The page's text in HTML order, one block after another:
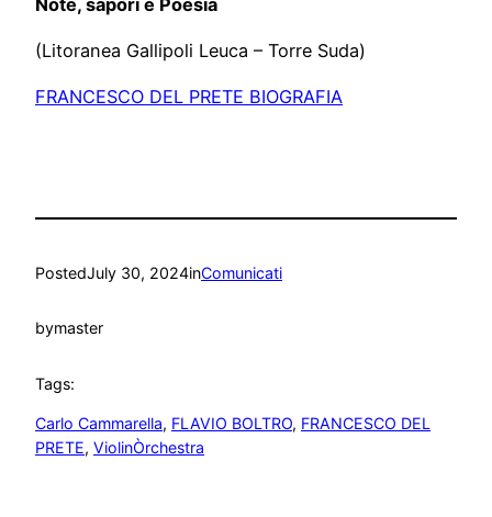
(Litoranea Gallipoli Leuca – Torre Suda)
FRANCESCO DEL PRETE BIOGRAFIA
PostedJuly 30, 2024inComunicati
bymaster
Tags:
Carlo Cammarella, FLAVIO BOLTRO, FRANCESCO DEL
PRETE, ViolinÒrchestra